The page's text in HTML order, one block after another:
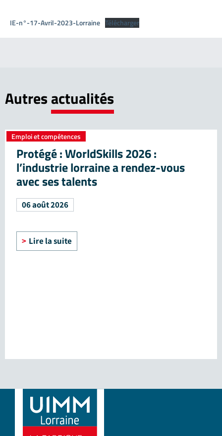
IE-n°-17-Avril-2023-Lorraine Télécharger
Autresactualités
Emploi et compétences
Protégé : WorldSkills 2026 :
l’industrie lorraine a rendez-vous
avec ses talents
06 août 2026
Lire la suite